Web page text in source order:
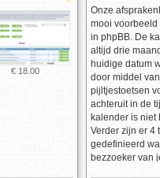
€ 18.00
Onze
mooi voorbeeld
in phpBB. De
altijd drie
huidige datum
door middel
pijltjestoetsen
achteruit in de
kalender is niet
Verder zijn er 4
gedefinieerd
bezzoeker van